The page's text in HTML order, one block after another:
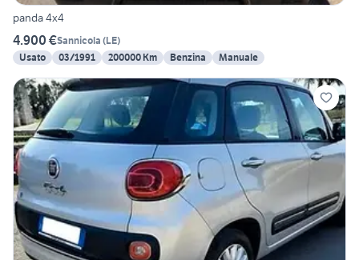
panda 4x4
4.900 €Sannicola (LE)
Usato
03/1991 200000 Km Benzina Manuale